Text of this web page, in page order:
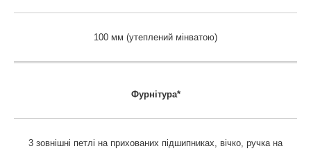
100 мм (утеплений мінватою)
Фурнітура*
3 зовнішні петлі на прихованих підшипниках, вічко, ручка на